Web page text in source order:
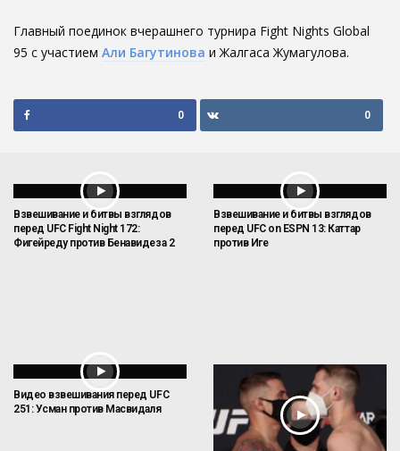
Главный поединок вчерашнего турнира Fight Nights Global
95 с участием Али Багутинова и Жалгаса Жумагулова.
0 0
Взвешивание и битвы взглядов
перед UFC Fight Night 172:
Фигейреду против Бенавидеза 2
Взвешивание и битвы взглядов
перед UFC on ESPN 13: Каттар
против Иге
Видео взвешивания перед UFC
251: Усман против Масвидаля